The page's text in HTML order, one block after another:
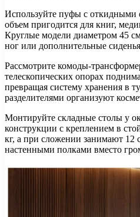
Используйте пуфы с откидными
объем пригодится для книг,
Круглые модели диаметром 45
ног или дополнительные
Рассмотрите комоды-
телескопических опорах
превращая систему хранения в
разделителями организуют
Монтируйте складные столы у
конструкции с креплением в
кг, а при сложении занимают
настенными полками вместо